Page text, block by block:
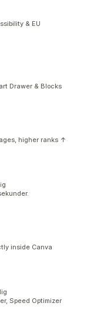
& EU
Drawer & Blocks
higher ranks ↑
inside Canva
Speed Optimizer